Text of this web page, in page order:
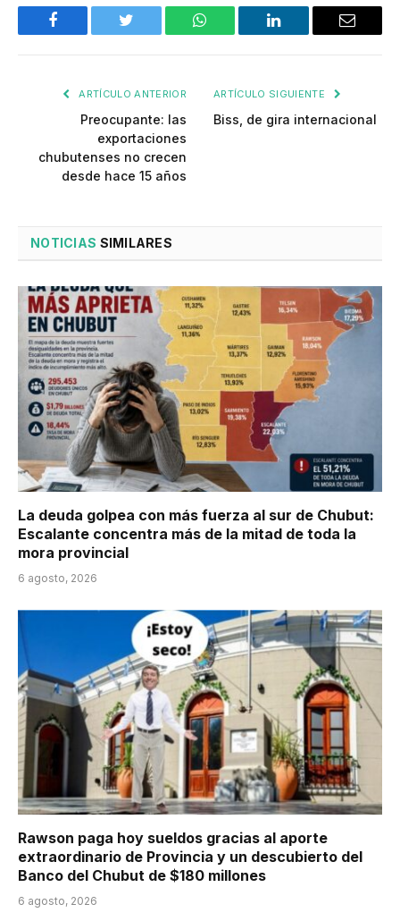
Facebook Twitter WhatsApp LinkedIn Email
ARTÍCULO ANTERIOR
Preocupante: las
exportaciones
chubutenses no crecen
desde hace 15 años
ARTÍCULO SIGUIENTE
Biss, de gira internacional
NOTICIAS SIMILARES
La deuda golpea con más fuerza al sur de Chubut:
Escalante concentra más de la mitad de toda la
mora provincial
6 agosto, 2026
Rawson paga hoy sueldos gracias al aporte
extraordinario de Provincia y un descubierto del
Banco del Chubut de $180 millones
6 agosto, 2026